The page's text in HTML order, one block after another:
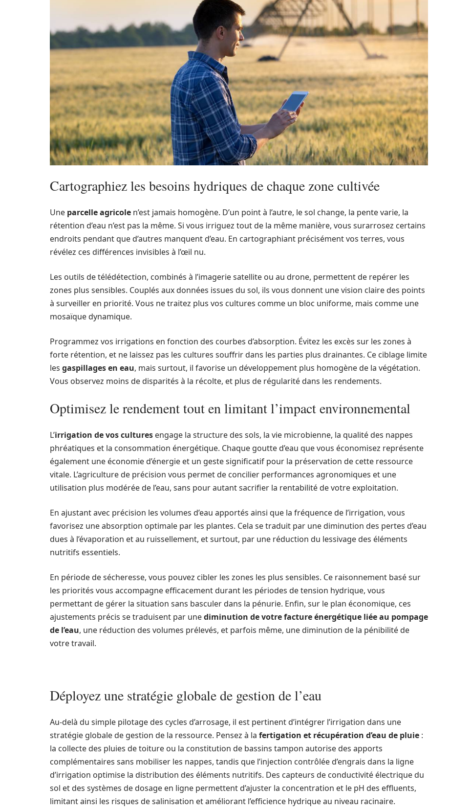
Cartographiez les besoins hydriques de chaque zone cultivée
Une parcelle agricole n’est jamais homogène. D’un point à l’autre, le sol change, la pente varie, la
rétention d’eau n’est pas la même. Si vous irriguez tout de la même manière, vous surarrosez certains
endroits pendant que d’autres manquent d’eau. En cartographiant précisément vos terres, vous
révélez ces différences invisibles à l’œil nu.
Les outils de télédétection, combinés à l’imagerie satellite ou au drone, permettent de repérer les
zones plus sensibles. Couplés aux données issues du sol, ils vous donnent une vision claire des points
à surveiller en priorité. Vous ne traitez plus vos cultures comme un bloc uniforme, mais comme une
mosaïque dynamique.
Programmez vos irrigations en fonction des courbes d’absorption. Évitez les excès sur les zones à
forte rétention, et ne laissez pas les cultures souffrir dans les parties plus drainantes. Ce ciblage limite
les gaspillages en eau, mais surtout, il favorise un développement plus homogène de la végétation.
Vous observez moins de disparités à la récolte, et plus de régularité dans les rendements.
Optimisez le rendement tout en limitant l’impact environnemental
L’irrigation de vos cultures engage la structure des sols, la vie microbienne, la qualité des nappes
phréatiques et la consommation énergétique. Chaque goutte d’eau que vous économisez représente
également une économie d’énergie et un geste significatif pour la préservation de cette ressource
vitale. L’agriculture de précision vous permet de concilier performances agronomiques et une
utilisation plus modérée de l’eau, sans pour autant sacrifier la rentabilité de votre exploitation.
En ajustant avec précision les volumes d’eau apportés ainsi que la fréquence de l’irrigation, vous
favorisez une absorption optimale par les plantes. Cela se traduit par une diminution des pertes d’eau
dues à l’évaporation et au ruissellement, et surtout, par une réduction du lessivage des éléments
nutritifs essentiels.
En période de sécheresse, vous pouvez cibler les zones les plus sensibles. Ce raisonnement basé sur
les priorités vous accompagne efficacement durant les périodes de tension hydrique, vous
permettant de gérer la situation sans basculer dans la pénurie. Enfin, sur le plan économique, ces
ajustements précis se traduisent par unediminution de votre facture énergétique liée au pompage
de l’eau, une réduction des volumes prélevés, et parfois même, une diminution de la pénibilité de
votre travail.
Déployez une stratégie globale de gestion de l’eau
Au-delà du simple pilotage des cycles d’arrosage, il est pertinent d’intégrer l’irrigation dans une
stratégie globale de gestion de la ressource. Pensez à la fertigation et récupération d’eau de pluie :
la collecte des pluies de toiture ou la constitution de bassins tampon autorise des apports
complémentaires sans mobiliser les nappes, tandis que l’injection contrôlée d’engrais dans la ligne
d’irrigation optimise la distribution des éléments nutritifs. Des capteurs de conductivité électrique du
sol et des systèmes de dosage en ligne permettent d’ajuster la concentration et le pH des effluents,
limitant ainsi les risques de salinisation et améliorant l’efficience hydrique au niveau racinaire.